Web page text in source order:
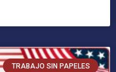
TRABAJO SIN PAPELES